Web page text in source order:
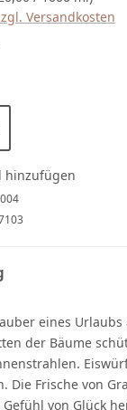
Versandkosten
Option ist zurzeit
hinzufügen
eines Urlaubs
der Bäume
Die Frische von
von Glück